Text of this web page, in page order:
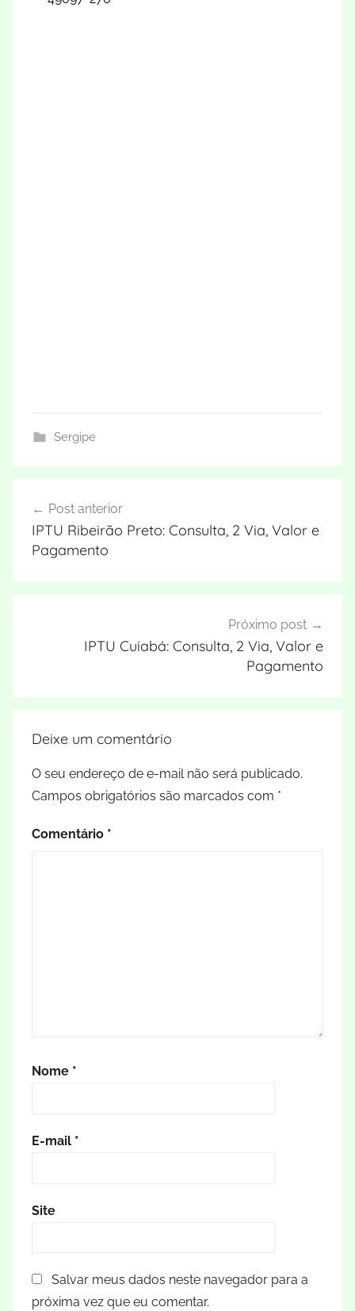
Sergipe
de
Post
Post anterior
IPTU Ribeirão Preto: Consulta, 2 Via, Valor e
Pagamento
Próximo post
IPTU Cuiabá: Consulta, 2 Via, Valor e
Pagamento
Deixe um comentário
O seu endereço de e-mail não será publicado.
Campos obrigatórios são marcados com *
Comentário *
Nome *
E-mail *
Site
Salvar meus dados neste navegador para a
próxima vez que eu comentar.